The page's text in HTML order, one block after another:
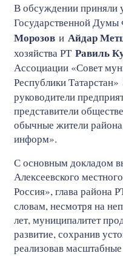
В обсуждении приняли
Государственной
Морозов и Айдар
хозяйства РТ Равиль
Ассоциации «Совет
Республики Татарстан»
руководители
представители
обычные жители
информ».
С основным докладом
Алексеевского
Россия», глава района
словам, несмотря на
лет, муниципалитет
развитие, сохранив
реализовав